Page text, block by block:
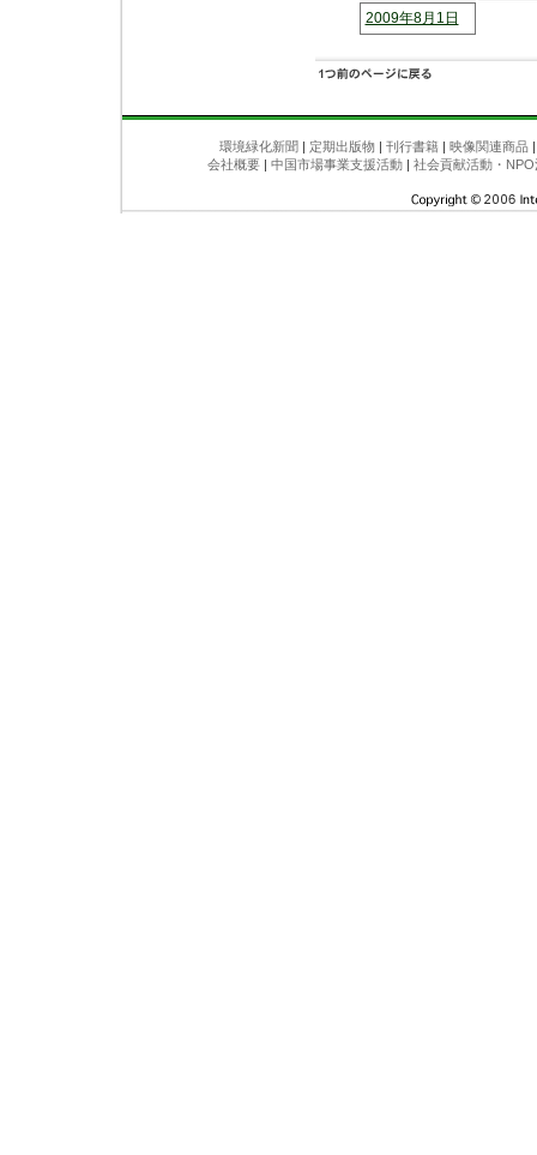
2009年8月1日
環境緑化新聞 | 定期出版物| 刊行書籍| 映像関連商品
会社概要 | 中国市場事業支援活動 | 社会貢献活動・NPO